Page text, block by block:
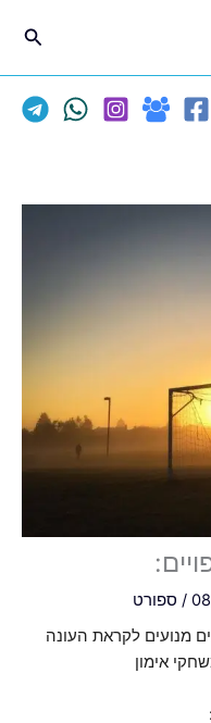
/ ספורט
מנועים לקראת העונה
אימון